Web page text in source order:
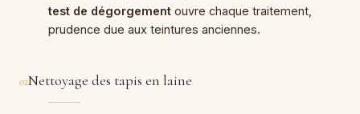
test de dégorgement ouvre chaque traitement,
prudence due aux teintures anciennes.
02Nettoyage des tapis en laine